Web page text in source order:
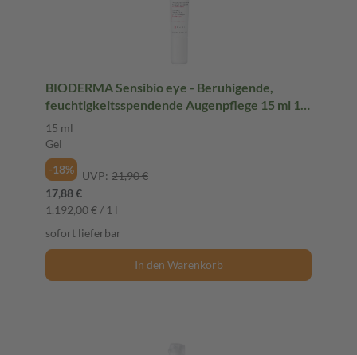
BIODERMA Sensibio eye - Beruhigende,
feuchtigkeitsspendende Augenpflege 15 ml 15
ml Gel
15 ml
Gel
-18%
UVP: 21,90 €
17,88 €
1.192,00 € / 1 l
sofort lieferbar
In den Warenkorb